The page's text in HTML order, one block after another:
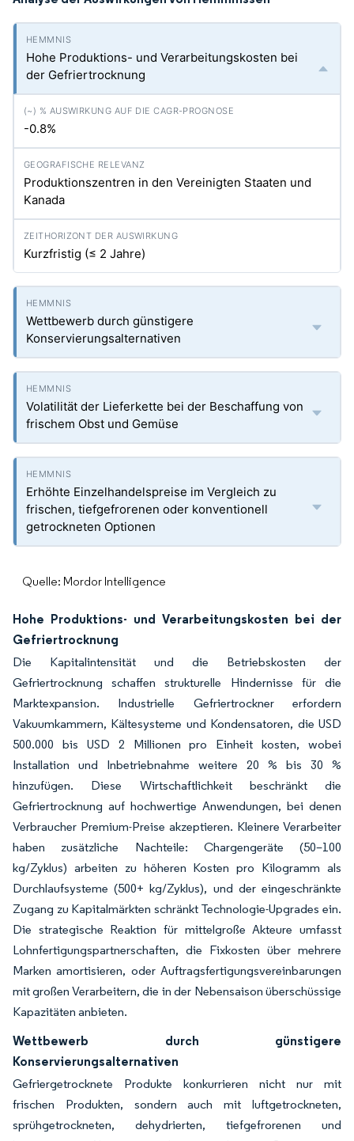
Hohe Produktions- und Verarbeitungskosten bei
der Gefriertrocknung
-0.8%
Produktionszentren in den Vereinigten Staaten und
Kanada
Kurzfristig (≤ 2 Jahre)
Wettbewerb durch günstigere
Konservierungsalternativen
Volatilität der Lieferkette bei der Beschaffung von
frischem Obst und Gemüse
Erhöhte Einzelhandelspreise im Vergleich zu
frischen, tiefgefrorenen oder konventionell
getrockneten Optionen
Quelle: Mordor Intelligence
Hohe Produktions- und Verarbeitungskosten bei der
Gefriertrocknung
Die Kapitalintensität und die Betriebskosten der
Gefriertrocknung schaffen strukturelle Hindernisse für die
Marktexpansion. Industrielle Gefriertrockner erfordern
Vakuumkammern, Kältesysteme und Kondensatoren, die USD
500.000 bis USD 2 Millionen pro Einheit kosten, wobei
Installation und Inbetriebnahme weitere 20 % bis 30 %
hinzufügen. Diese Wirtschaftlichkeit beschränkt die
Gefriertrocknung auf hochwertige Anwendungen, bei denen
Verbraucher Premium-Preise akzeptieren. Kleinere Verarbeiter
haben zusätzliche Nachteile: Chargengeräte (50–100
kg/Zyklus) arbeiten zu höheren Kosten pro Kilogramm als
Durchlaufsysteme (500+ kg/Zyklus), und der eingeschränkte
Zugang zu Kapitalmärkten schränkt Technologie-Upgrades ein.
Die strategische Reaktion für mittelgroße Akteure umfasst
Lohnfertigungspartnerschaften, die Fixkosten über mehrere
Marken amortisieren, oder Auftragsfertigungsvereinbarungen
mit großen Verarbeitern, die in der Nebensaison überschüssige
Kapazitäten anbieten.
Wettbewerb durch günstigere
Konservierungsalternativen
Gefriergetrocknete Produkte konkurrieren nicht nur mit
frischen Produkten, sondern auch mit luftgetrockneten,
sprühgetrockneten, dehydrierten, tiefgefrorenen und